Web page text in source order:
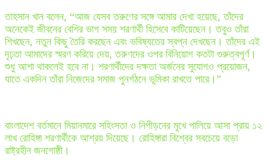
তাহসান খান বলেন, “আজ যেসব তরুণের সঙ্গে আমার দেখা হয়েছে, তাঁদের
অনেকেই জীবনের বেশির ভাগ সময় শরণার্থী হিসেবে কাটিয়েছেন। তবুও তাঁরা
শিখছেন, নতুন কিছু তৈরি করছেন এবং ভবিষ্যতের স্বপ্ন দেখছেন। তাঁদের এই
দৃঢ়তা আমাদের স্মরণ করিয়ে দেয়, তরুণদের ওপর বিনিয়োগ কতটা গুরুত্বপূর্ণ।
শুধু আশা থাকলেই হবে না। শরণার্থীদের দক্ষতা অর্জনের সুযোগও প্রয়োজন,
যাতে একদিন তাঁরা নিজেদের সমাজ পুনর্গঠনে ভূমিকা রাখতে পারে।”
বাংলাদেশ বর্তমানে মিয়ানমারে সহিংসতা ও নিপীড়নের মুখে পালিয়ে আসা প্রায় ১২
লাখ রোহিঙ্গা শরণার্থীকে আশ্রয় দিয়েছে। রোহিঙ্গারা বিশ্বের সবচেয়ে বড়ো
রাষ্ট্রহীন জনগোষ্ঠী।